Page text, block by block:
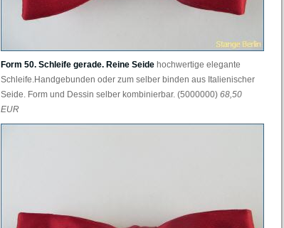
Form 50. Schleife gerade. Reine Seide hochwertige elegante
Schleife.Handgebunden oder zum selber binden aus Italienischer
Seide. Form und Dessin selber kombinierbar. (5000000) 68,50
EUR